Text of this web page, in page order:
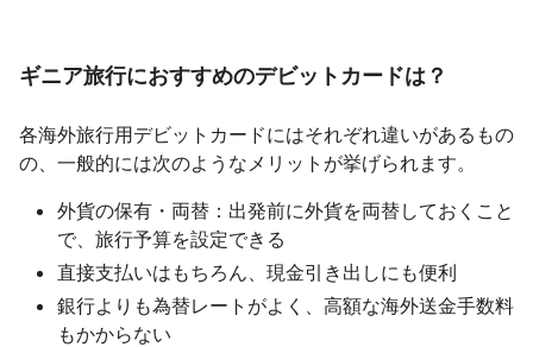
ギニア旅行におすすめのデビットカードは？
各海外旅行用デビットカードにはそれぞれ違いがあるもの
の、一般的には次のようなメリットが挙げられます。
外貨の保有・両替：出発前に外貨を両替しておくこと
で、旅行予算を設定できる
直接支払いはもちろん、現金引き出しにも便利
銀行よりも為替レートがよく、高額な海外送金手数料
もかからない